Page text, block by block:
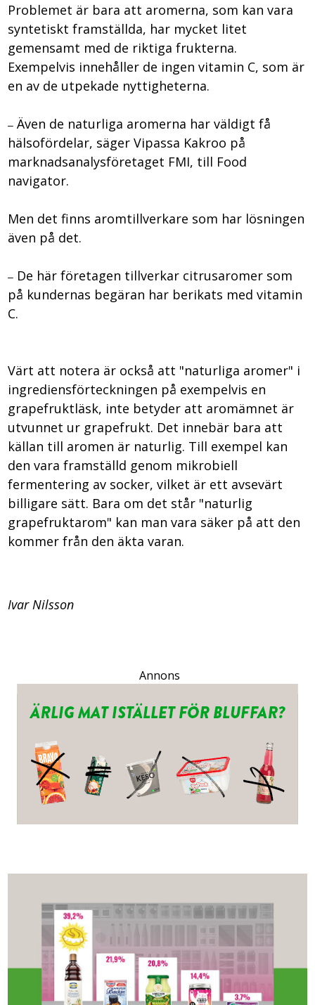
Problemet är bara att aromerna, som kan vara
syntetiskt framställda, har mycket litet
gemensamt med de riktiga frukterna.
Exempelvis innehåller de ingen vitamin C, som är
en av de utpekade nyttigheterna.
– Även de naturliga aromerna har väldigt få
hälsofördelar, säger Vipassa Kakroo på
marknadsanalysföretaget FMI, till Food
navigator.
Men det finns aromtillverkare som har lösningen
även på det.
– De här företagen tillverkar citrusaromer som
på kundernas begäran har berikats med vitamin
C.
Värt att notera är också att "naturliga aromer" i
ingrediensförteckningen på exempelvis en
grapefruktläsk, inte betyder att aromämnet är
utvunnet ur grapefrukt. Det innebär bara att
källan till aromen är naturlig. Till exempel kan
den vara framställd genom mikrobiell
fermentering av socker, vilket är ett avsevärt
billigare sätt. Bara om det står "naturlig
grapefruktarom" kan man vara säker på att den
kommer från den äkta varan.
Ivar Nilsson
Annons